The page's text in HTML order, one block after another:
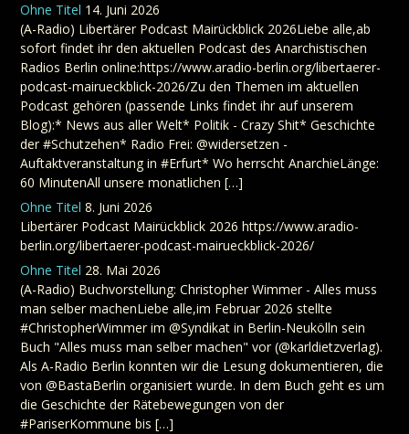
Ohne Titel 14. Juni 2026
(A-Radio) Libertärer Podcast Mairückblick 2026Liebe alle,ab
sofort findet ihr den aktuellen Podcast des Anarchistischen
Radios Berlin online:https://www.aradio-berlin.org/libertaerer-
podcast-mairueckblick-2026/Zu den Themen im aktuellen
Podcast gehören (passende Links findet ihr auf unserem
Blog):* News aus aller Welt* Politik - Crazy Shit* Geschichte
der #Schutzehen* Radio Frei: @widersetzen -
Auftaktveranstaltung in #Erfurt* Wo herrscht AnarchieLänge:
60 MinutenAll unsere monatlichen […]
Ohne Titel 8. Juni 2026
Libertärer Podcast Mairückblick 2026 https://www.aradio-
berlin.org/libertaerer-podcast-mairueckblick-2026/
Ohne Titel 28. Mai 2026
(A-Radio) Buchvorstellung: Christopher Wimmer - Alles muss
man selber machenLiebe alle,im Februar 2026 stellte
#ChristopherWimmer im @Syndikat in Berlin-Neukölln sein
Buch "Alles muss man selber machen" vor (@karldietzverlag).
Als A-Radio Berlin konnten wir die Lesung dokumentieren, die
von @BastaBerlin organisiert wurde. In dem Buch geht es um
die Geschichte der Rätebewegungen von der
#PariserKommune bis […]